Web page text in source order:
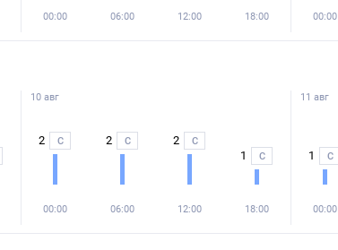
00:00 06:00 12:00 18:00 00:00
10 авг
2 С
00:00
2 С
06:00
2 С
12:00
1 С
18:00
11 авг
1 С
00:00